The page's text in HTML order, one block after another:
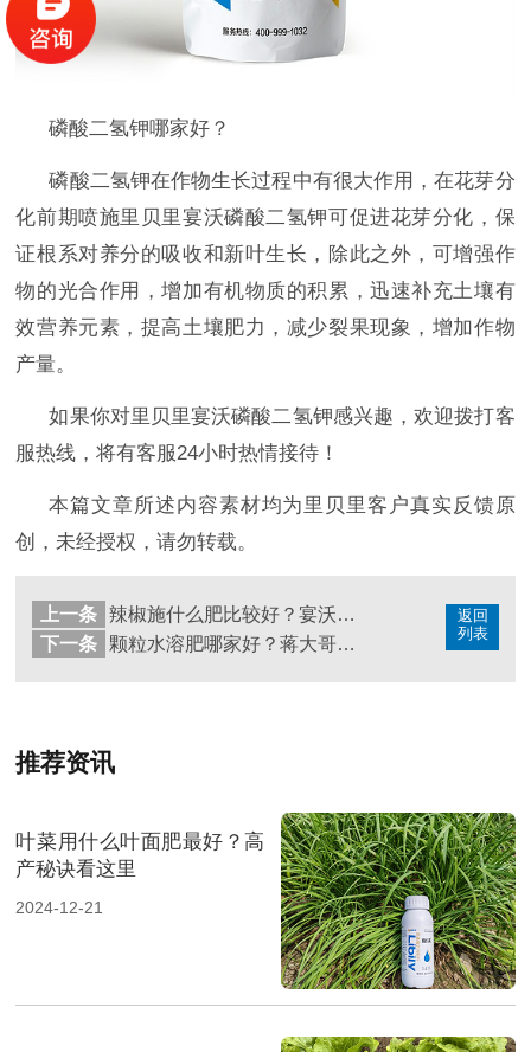
磷酸二氢钾哪家好？
磷酸二氢钾在作物生长过程中有很大作用，在花芽分
化前期喷施里贝里宴沃磷酸二氢钾可促进花芽分化，保
证根系对养分的吸收和新叶生长，除此之外，可增强作
物的光合作用，增加有机物质的积累，迅速补充土壤有
效营养元素，提高土壤肥力，减少裂果现象，增加作物
产量。
如果你对里贝里宴沃磷酸二氢钾感兴趣，欢迎拨打客
服热线，将有客服24小时热情接待！
本篇文章所述内容素材均为里贝里客户真实反馈原
创，未经授权，请勿转载。
返回
列表
上一条
辣椒施什么肥比较好？宴沃反馈真不错
下一条
颗粒水溶肥哪家好？蒋大哥推荐这个
推荐资讯
叶菜用什么叶面肥最好？高
产秘诀看这里
2024-12-21